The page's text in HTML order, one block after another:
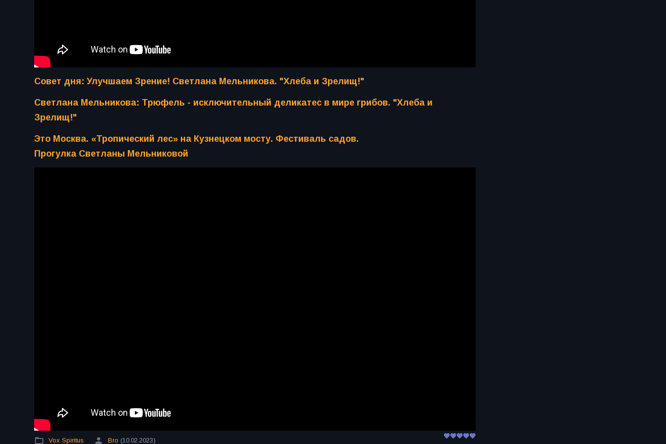
Совет дня: Улучшаем Зрение! Светлана Мельникова. "Хлеба и Зрелищ!"
Светлана Мельникова: Трюфель - исключительный деликатес в мире грибов. "Хлеба и
Зрелищ!"
Это Москва. «Тропический лес» на Кузнецком мосту. Фестиваль садов.
Прогулка Светланы Мельниковой
Vox Spiritus Bro (10.02.2023)